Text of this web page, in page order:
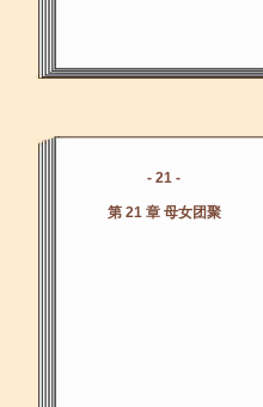
- 21 -
第 21 章 母女团聚